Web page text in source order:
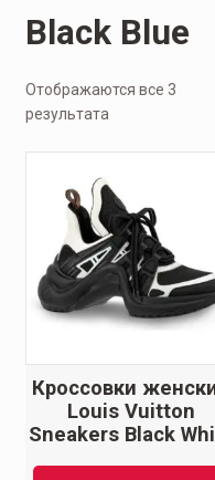
Black Blue
Отображаются все 3
результата
Кроссовки
Louis Vuitton
Sneakers Black